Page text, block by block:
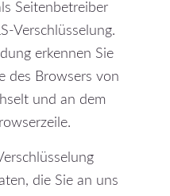
Seitenbetreiber
Verschlüsselung.
erkennen Sie
des Browsers von
und an dem
die Sie an uns